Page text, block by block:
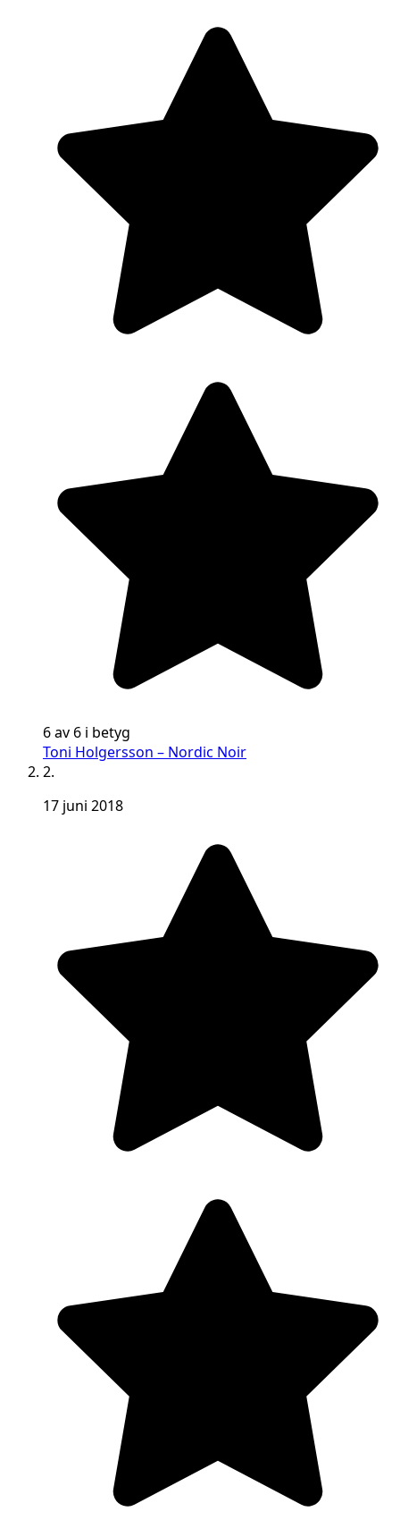
6 av 6 i betyg
Toni Holgersson – Nordic Noir
2.
17 juni 2018